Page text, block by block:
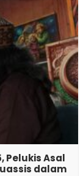
Pelukis Asal
dalam